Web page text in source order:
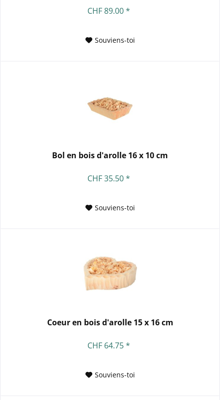
CHF 89.00 *
Souviens-toi
Bol en bois d'arolle 16 x 10 cm
CHF 35.50 *
Souviens-toi
Coeur en bois d'arolle 15 x 16 cm
CHF 64.75 *
Souviens-toi